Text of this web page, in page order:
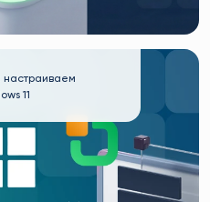
настраиваем
11